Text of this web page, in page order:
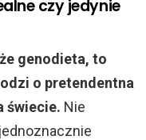
czy jedynie
genodieta, to
o pretendentna
świecie. Nie